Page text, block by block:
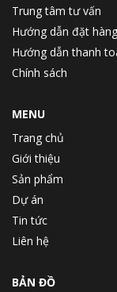
Trung tâm tư vấn
Hướng dẫn đặt hàng
Hướng dẫn thanh
Chính sách
MENU
Trang chủ
Giới thiệu
Sản phẩm
Dự án
Tin tức
Liên hệ
BẢN ĐỒ